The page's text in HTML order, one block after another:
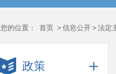
您的位置： 首页 >信息公开>法定
政策